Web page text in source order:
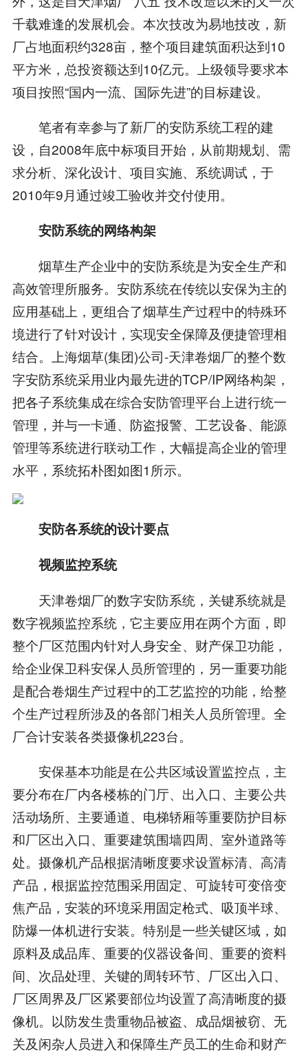
千载难逢的发展机会。本次技改为易地技改，新
厂占地面积约328亩，整个项目建筑面积达到10
平方米，总投资额达到10亿元。上级领导要求本
项目按照“国内一流、国际先进”的目标建设。
笔者有幸参与了新厂的安防系统工程的建
设，自2008年底中标项目开始，从前期规划、需
求分析、深化设计、项目实施、系统调试，于
2010年9月通过竣工验收并交付使用。
安防系统的网络构架
烟草生产企业中的安防系统是为安全生产和
高效管理所服务。安防系统在传统以安保为主的
应用基础上，更组合了烟草生产过程中的特殊环
境进行了针对设计，实现安全保障及便捷管理相
结合。上海烟草(集团)公司-天津卷烟厂的整个数
字安防系统采用业内最先进的TCP/IP网络构架，
把各子系统集成在综合安防管理平台上进行统一
管理，并与一卡通、防盗报警、工艺设备、能源
管理等系统进行联动工作，大幅提高企业的管理
水平，系统拓朴图如图1所示。
安防各系统的设计要点
视频监控系统
天津卷烟厂的数字安防系统，关键系统就是
数字视频监控系统，它主要应用在两个方面，即
整个厂区范围内针对人身安全、财产保卫功能，
给企业保卫科安保人员所管理的，另一重要功能
是配合卷烟生产过程中的工艺监控的功能，给整
个生产过程所涉及的各部门相关人员所管理。全
厂合计安装各类摄像机223台。
安保基本功能是在公共区域设置监控点，主
要分布在厂内各楼栋的门厅、出入口、主要公共
活动场所、主要通道、电梯轿厢等重要防护目标
和厂区出入口、重要建筑围墙四周、室外道路等
处。摄像机产品根据清晰度要求设置标清、高清
产品，根据监控范围采用固定、可旋转可变倍变
焦产品，安装的环境采用固定枪式、吸顶半球、
防爆一体机进行安装。特别是一些关键区域，如
原料及成品库、重要的仪器设备间、重要的资料
间、次品处理、关键的周转环节、厂区出入口、
厂区周界及厂区紧要部位均设置了高清晰度的摄
像机。以防发生贵重物品被盗、成品烟被窃、无
关及闲杂人员进入和保障生产员工的生命和财产